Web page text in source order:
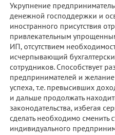
Укрупнение
денежной господдержки и
иностранного присутствия
привлекательным
ИП, отсутствием
исчерпывающий
сотрудников. Способствует
предпринимателей и
успеха, т.е. превысивших
и дальше продолжать
законодательства, избегая
сделать необходимо сменить
индивидуального